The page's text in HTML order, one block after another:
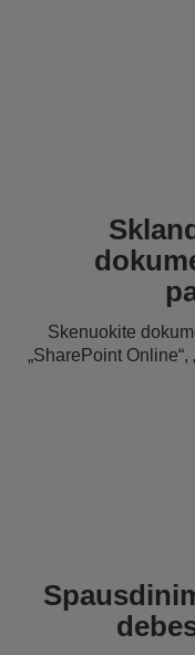
Skenuokite
„SharePoint Online“,